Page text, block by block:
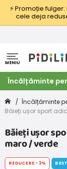
⚡ Promoție
cele deja
MENIU
Încălțăminte
Încălțăminte
Băieți ușor sport
Băieți ușor
maro / verde
REDUCERE -3%